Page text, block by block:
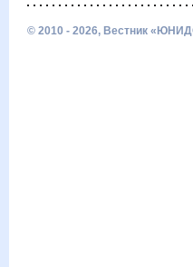
© 2010 - 2026, Вестник